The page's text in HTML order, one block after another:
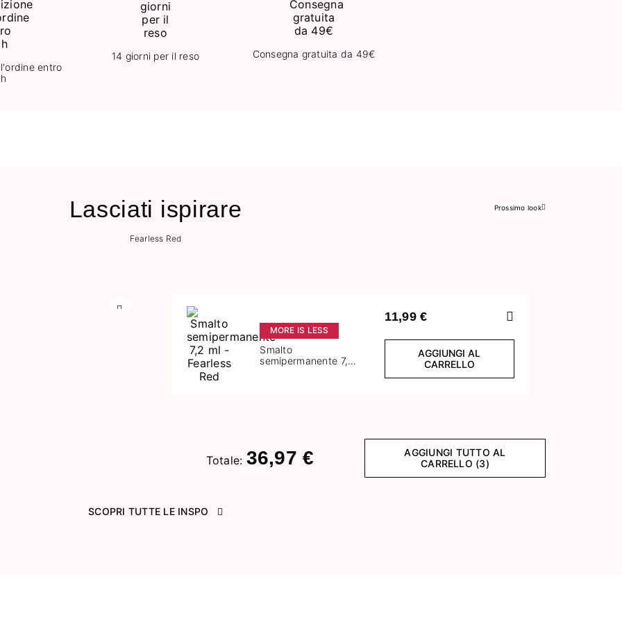
entro
14 giorni per il reso Consegna gratuita da 49€
Lasciati ispirare Successivo
Prossimo look
Fearless Red
MORE IS LESS
Smalto
semipermanente 7,2
11,99 €
AGGIUNGI AL
CARRELLO
Totale: 36,97 €
AGGIUNGI TUTTO AL
CARRELLO (3)
SCOPRI TUTTE LE INSPO